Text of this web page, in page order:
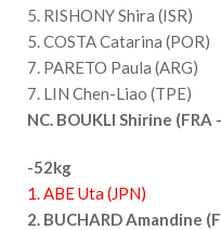
5. RISHONY Shira (ISR)
5. COSTA Catarina (POR)
7. PARETO Paula (ARG)
7. LIN Chen-Liao (TPE)
NC. BOUKLI Shirine (FRA
-52kg
1. ABE Uta (JPN)
2. BUCHARD Amandine